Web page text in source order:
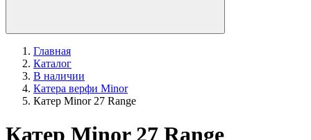
Главная
Каталог
В наличии
Катера верфи Minor
Катер Minor 27 Range
Катер Minor 27 Range